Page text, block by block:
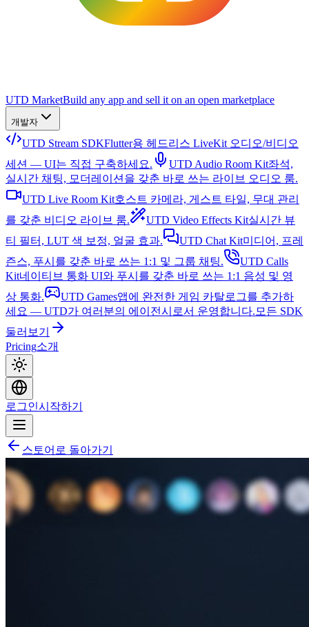
UTD MarketBuild any app and sell it on an open marketplace
개발자
UTD Stream SDKFlutter용 헤드리스 LiveKit 오디오/비디오
세션 — UI는 직접 구축하세요.
UTD Audio Room Kit좌석,
실시간 채팅, 모더레이션을 갖춘 바로 쓰는 라이브 오디오 룸.
UTD Live Room Kit호스트 카메라, 게스트 타일, 무대 관리
를 갖춘 비디오 라이브 룸.
UTD Video Effects Kit실시간 뷰
티 필터, LUT 색 보정, 얼굴 효과.
UTD Chat Kit미디어, 프레
즌스, 푸시를 갖춘 바로 쓰는 1:1 및 그룹 채팅.
UTD Calls
Kit네이티브 통화 UI와 푸시를 갖춘 바로 쓰는 1:1 음성 및 영
상 통화.
UTD Games앱에 완전한 게임 카탈로그를 추가하
세요 — UTD가 여러분의 에이전시로서 운영합니다. 모든 SDK
둘러보기
Pricing소개
로그인시작하기
스토어로 돌아가기